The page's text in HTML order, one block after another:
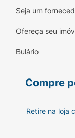
Seja um
Ofereça seu
Bulário
Compre
Retire na loja